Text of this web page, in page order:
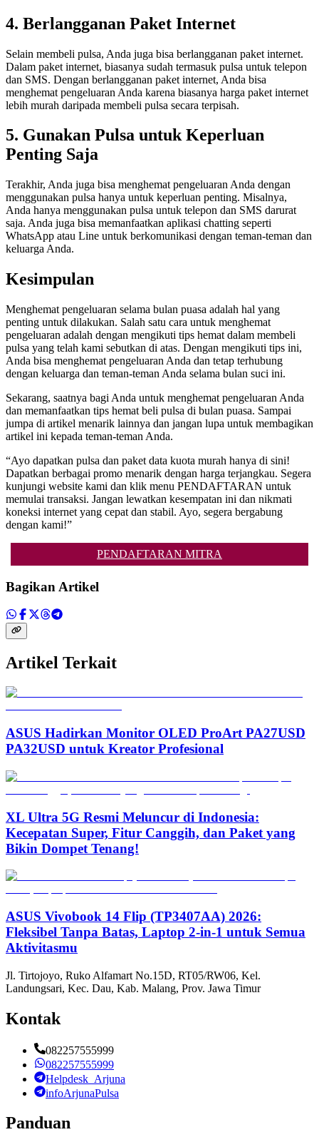
4. Berlangganan Paket Internet
Selain membeli pulsa, Anda juga bisa berlangganan paket internet.
Dalam paket internet, biasanya sudah termasuk pulsa untuk telepon
dan SMS. Dengan berlangganan paket internet, Anda bisa
menghemat pengeluaran Anda karena biasanya harga paket internet
lebih murah daripada membeli pulsa secara terpisah.
5. Gunakan Pulsa untuk Keperluan
Penting Saja
Terakhir, Anda juga bisa menghemat pengeluaran Anda dengan
menggunakan pulsa hanya untuk keperluan penting. Misalnya,
Anda hanya menggunakan pulsa untuk telepon dan SMS darurat
saja. Anda juga bisa memanfaatkan aplikasi chatting seperti
WhatsApp atau Line untuk berkomunikasi dengan teman-teman dan
keluarga Anda.
Kesimpulan
Menghemat pengeluaran selama bulan puasa adalah hal yang
penting untuk dilakukan. Salah satu cara untuk menghemat
pengeluaran adalah dengan mengikuti tips hemat dalam membeli
pulsa yang telah kami sebutkan di atas. Dengan mengikuti tips ini,
Anda bisa menghemat pengeluaran Anda dan tetap terhubung
dengan keluarga dan teman-teman Anda selama bulan suci ini.
Sekarang, saatnya bagi Anda untuk menghemat pengeluaran Anda
dan memanfaatkan tips hemat beli pulsa di bulan puasa. Sampai
jumpa di artikel menarik lainnya dan jangan lupa untuk membagikan
artikel ini kepada teman-teman Anda.
“Ayo dapatkan pulsa dan paket data kuota murah hanya di sini!
Dapatkan berbagai promo menarik dengan harga terjangkau. Segera
kunjungi website kami dan klik menu PENDAFTARAN untuk
memulai transaksi. Jangan lewatkan kesempatan ini dan nikmati
koneksi internet yang cepat dan stabil. Ayo, segera bergabung
dengan kami!”
PENDAFTARAN MITRA
Bagikan Artikel
Artikel Terkait
ASUS Hadirkan Monitor OLED ProArt PA27USD
PA32USD untuk Kreator Profesional
XL Ultra 5G Resmi Meluncur di Indonesia:
Kecepatan Super, Fitur Canggih, dan Paket yang
Bikin Dompet Tenang!
ASUS Vivobook 14 Flip (TP3407AA) 2026:
Fleksibel Tanpa Batas, Laptop 2-in-1 untuk Semua
Aktivitasmu
Jl. Tirtojoyo, Ruko Alfamart No.15D, RT05/RW06, Kel.
Landungsari, Kec. Dau, Kab. Malang, Prov. Jawa Timur
Kontak
082257555999
082257555999
Helpdesk_Arjuna
infoArjunaPulsa
Panduan